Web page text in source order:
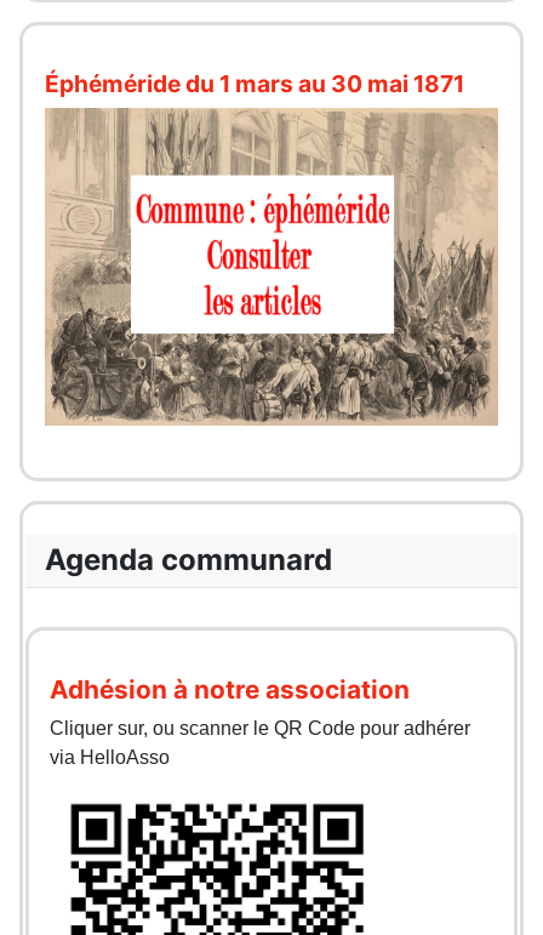
Éphéméride du 1 mars au 30 mai 1871
Agenda communard
Adhésion à notre association
Cliquer sur, ou scanner le QR Code pour adhérer
via HelloAsso